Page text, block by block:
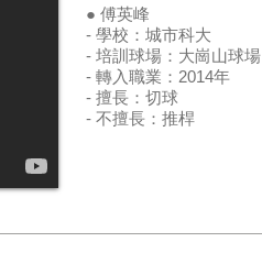
● 傅英峰
- 學校：城市科大
- 培訓球場：大崗山球場
- 轉入職業：2014年
- 擅長：切球
- 不擅長：推桿